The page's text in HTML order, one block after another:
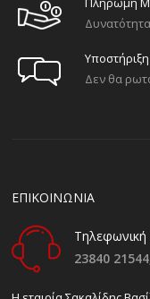
Υποστήριξη
Δεν θα
ΕΠΙΚΟΙΝΩΝΙΑ
Τηλεφωνική
23840